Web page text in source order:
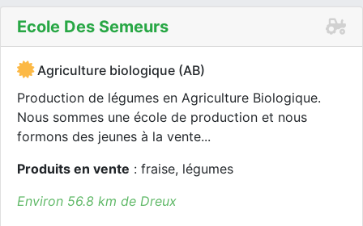
Ecole Des Semeurs
Agriculture biologique (AB)
Production de légumes en Agriculture Biologique.
Nous sommes une école de production et nous
formons des jeunes à la vente...
Produits en vente : fraise, légumes
Environ 56.8 km de Dreux